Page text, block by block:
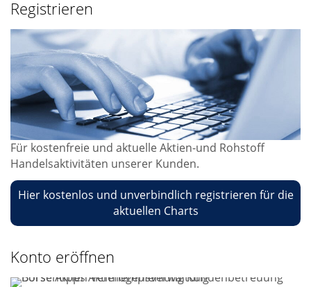
Registrieren
Für kostenfreie und aktuelle Aktien-und Rohstoff
Handelsaktivitäten unserer Kunden.
Hier kostenlos und unverbindlich registrieren für die
aktuellen Charts
Konto eröffnen